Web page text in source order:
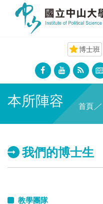
博士班
本所陣容 首頁 ／
我們的博士生
教學團隊